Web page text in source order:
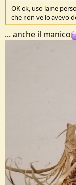
OK ok, uso lame
che non ve lo avevo
... anche il manico